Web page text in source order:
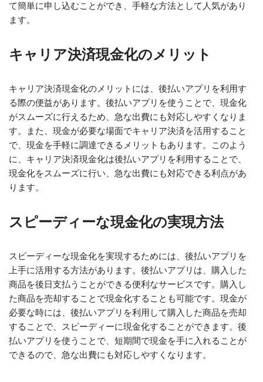
て簡単に申し込むことができ、手軽な方法として人気があり
ます。
キャリア決済現金化のメリット
キャリア決済現金化のメリットには、後払いアプリを利用す
る際の便益があります。後払いアプリを使うことで、現金化
がスムーズに行えるため、急な出費にも対応しやすくなりま
す。また、現金が必要な場面でキャリア決済を活用すること
で、現金を手軽に調達できるメリットもあります。このよう
に、キャリア決済現金化は後払いアプリを利用することで、
現金化をスムーズに行い、急な出費にも対応できる利点があ
ります。
スピーディーな現金化の実現方法
スピーディーな現金化を実現するためには、後払いアプリを
上手に活用する方法があります。後払いアプリは、購入した
商品を後日支払うことができる便利なサービスです。購入し
た商品を売却することで現金化することも可能です。現金が
必要な時には、後払いアプリを利用して購入した商品を売却
することで、スピーディーに現金化することができます。後
払いアプリを使うことで、短期間で現金を手に入れることが
できるので、急な出費にも対応しやすくなります。